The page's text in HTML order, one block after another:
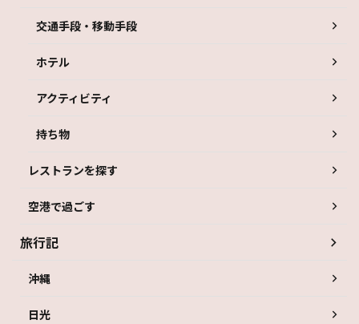
交通手段・移動手段
ホテル
アクティビティ
持ち物
レストランを探す
空港で過ごす
旅行記
沖縄
日光